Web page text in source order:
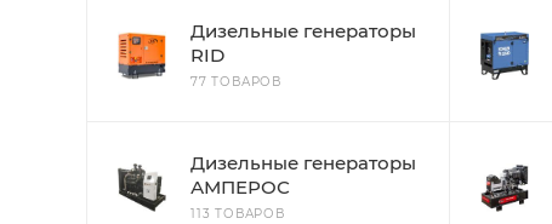
Дизельные генераторы
RID
77 ТОВАРОВ
Дизельные генераторы
АМПЕРОС
113 ТОВАРОВ